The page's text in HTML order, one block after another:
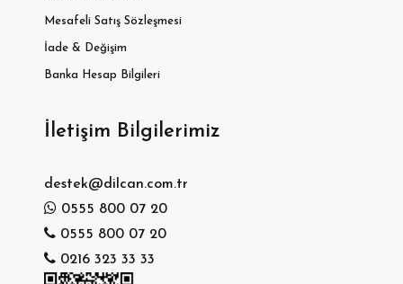
Mesafeli Satış Sözleşmesi
İade & Değişim
Banka Hesap Bilgileri
İletişim Bilgilerimiz
destek@dilcan.com.tr
0555 800 07 20
0555 800 07 20
0216 323 33 33